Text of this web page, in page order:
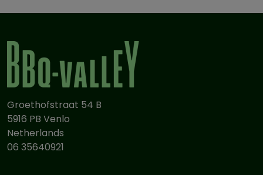
Groethofstraat 54 B
5916 PB Venlo
Netherlands
06 35640921